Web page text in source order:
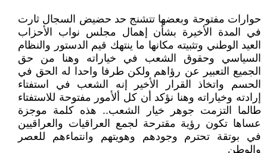
حوارات مفتوحة وبعضها تتشنج حد حضيض السجال ثارت
في المدة الأخيرة بشأن إهمال مجلس نواب الأحزاب
العيد الوطني وتثبيته مكانها ما ينتهك قيم الدستور والنظام
السياسي وحقوق الشعب في خياراته وهنا من حق
الجميع التعبير عن رؤاهم ولكن طرفا واحدا له الحق في
الحسم واتخاذ القرار الأخير إنه الشعب في استفتاء
إرادته وخياراته وهنا نؤكد أن كل ألأمور مفتوحة للاستفتاء
طالما التزمت جوهر خيار الشعب.. هذه كلمة موجزة
عساها تكون رؤية مقترحة لجمع العراقيات والعراقيين
في بوتقة تحترم وجودهم وهويتهم وانتماءهم للعصر
والوطن